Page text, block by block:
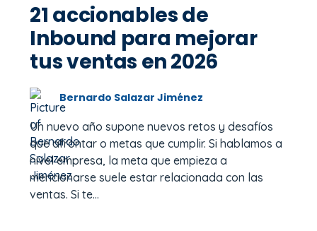
21 accionables de
Inbound para mejorar
tus ventas en 2026
Bernardo Salazar Jiménez
Un nuevo año supone nuevos retos y desafíos
que afrontar o metas que cumplir. Si hablamos a
nivel empresa, la meta que empieza a
mencionarse suele estar relacionada con las
ventas. Si te...